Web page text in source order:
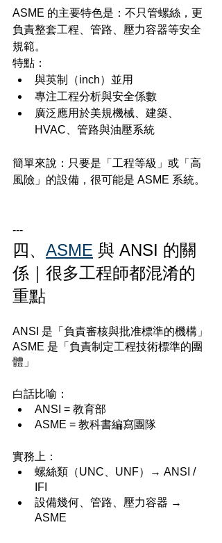
ASME 的主要特色是：不只管螺絲，更
負責整套工程、管路、壓力容器等安全
規範。
特點：
與英制（inch）並用
專注工程分析與安全係數
廣泛應用於美規機械、建築、
HVAC、管路與油壓系統
簡單來說：只要是「工程等級」或「高
風險」的設備，很可能是 ASME 系統。
---
四、 ASME 與 ANSI 的關
係｜很多工程師都混淆的
重點
ANSI 是「負責審核與批准標準的機構」
ASME 是「負責制定工程技術標準的團
體」
白話比喻：
ANSI = 教育部
ASME = 教科書編寫團隊
實務上：
螺絲類（UNC、UNF）→ ANSI /
IFI
設備幾何、管路、壓力容器 →
ASME